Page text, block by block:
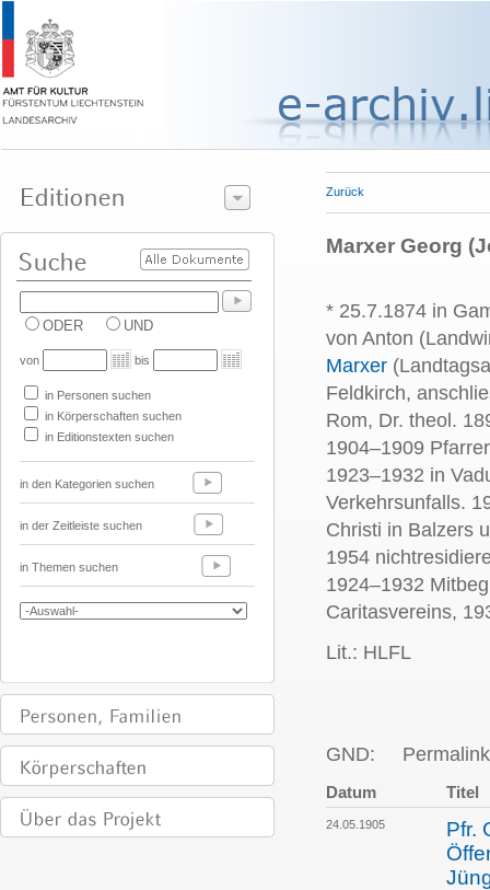
ODER UND
von bis
in Personen suchen
in Körperschaften suchen
in Editionstexten suchen
in den Kategorien suchen
in der Zeitleiste suchen
in Themen suchen
Zurück
Marxer Georg
* 25.7.1874 in
von Anton
Marxer
Feldkirch,
Rom, Dr. theol.
1904–1909
1923–1932 in
Verkehrsunfalls.
Christi in Balzers
1954
1924–1932
Caritasvereins,
Lit.: HLFL
GND:
Datum Titel
24.05.1905
Pfr.